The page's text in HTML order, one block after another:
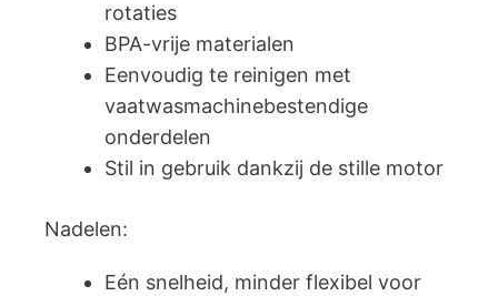
rotaties
BPA-vrije materialen
Eenvoudig te reinigen met
vaatwasmachinebestendige
onderdelen
Stil in gebruik dankzij de stille motor
Nadelen:
Eén snelheid, minder flexibel voor